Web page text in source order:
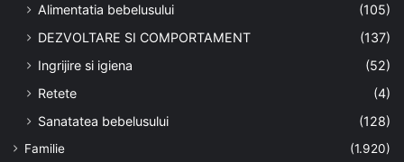
Alimentatia bebelusului
(105)
DEZVOLTARE SI COMPORTAMENT
(137)
Ingrijire si igiena
(52)
Retete
(4)
Sanatatea bebelusului
(128)
Familie (1.920)